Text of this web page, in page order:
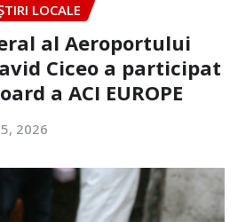
LOCALE
al Aeroportului
Ciceo a participat
a ACI EUROPE
2026